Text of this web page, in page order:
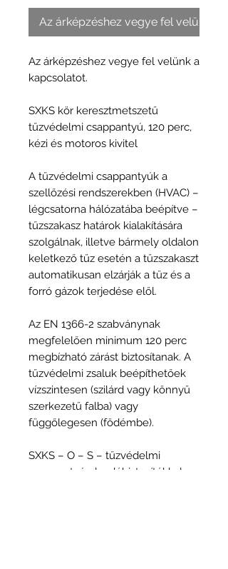
Az árképzéshez vegye fel velünk a
Az árképzéshez vegye fel velünk a
kapcsolatot.
SXKS kör keresztmetszetű
tűzvédelmi csappantyú, 120 perc,
kézi és motoros kivitel
A tűzvédelmi csappantyúk a
szellőzési rendszerekben (HVAC) –
légcsatorna hálózatába beépítve –
tűzszakasz határok kialakítására
szolgálnak, illetve bármely oldalon
keletkező tűz esetén a tűzszakaszt
automatikusan elzárják a tűz és a
forró gázok terjedése elől.
Az EN 1366-2 szabványnak
megfelelően minimum 120 perc
megbízható zárást biztosítanak. A
tűzvédelmi zsaluk beépíthetőek
vízszintesen (szilárd vagy könnyű
szerkezetű falba) vagy
függőlegesen (födémbe).
SXKS – O – S – tűzvédelmi
csappantyú olvadóbiztosítékkal –